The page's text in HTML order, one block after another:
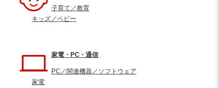
子育て／教育
キッズ／ベビー
家電・PC・通信
PC／関連機器／ソフトウェア
家電